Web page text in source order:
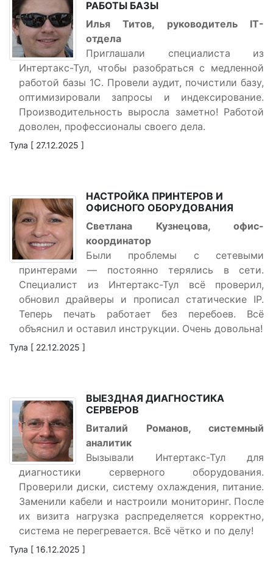
РАБОТЫ БАЗЫ
Илья Титов, руководитель IT-
отдела
Приглашали специалиста из
Интертакс-Тул, чтобы разобраться с медленной
работой базы 1С. Провели аудит, почистили базу,
оптимизировали запросы и индексирование.
Производительность выросла заметно! Работой
доволен, профессионалы своего дела.
Тула [ 27.12.2025 ]
НАСТРОЙКА ПРИНТЕРОВ И
ОФИСНОГО ОБОРУДОВАНИЯ
Светлана Кузнецова, офис-
координатор
Были проблемы с сетевыми
принтерами — постоянно терялись в сети.
Специалист из Интертакс-Тул всё проверил,
обновил драйверы и прописал статические IP.
Теперь печать работает без перебоев. Всё
объяснил и оставил инструкции. Очень довольна!
Тула [ 22.12.2025 ]
ВЫЕЗДНАЯ ДИАГНОСТИКА
СЕРВЕРОВ
Виталий Романов, системный
аналитик
Вызывали Интертакс-Тул для
диагностики серверного оборудования.
Проверили диски, систему охлаждения, питание.
Заменили кабели и настроили мониторинг. После
их визита нагрузка распределяется корректно,
система не перегревается. Всё чётко и по делу!
Тула [ 16.12.2025 ]